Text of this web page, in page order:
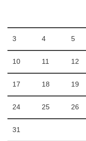
3 4 5
10 11 12
17 18 19
24 25 26
31